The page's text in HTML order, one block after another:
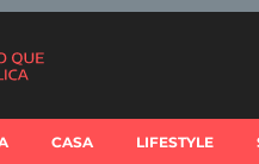
CASA LIFESTYLE